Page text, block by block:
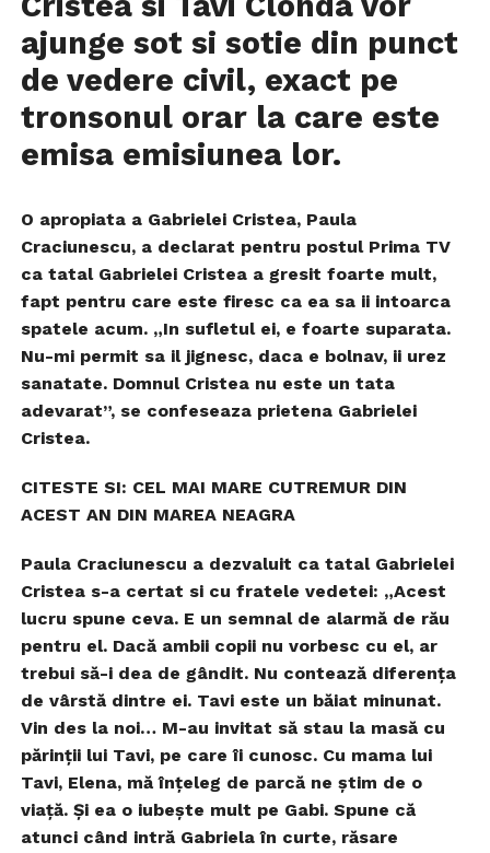
ajunge sot si sotie din punct
de vedere civil, exact pe
tronsonul orar la care este
emisa emisiunea lor.
O apropiata a Gabrielei Cristea, Paula
Craciunescu, a declarat pentru postul Prima TV
ca tatal Gabrielei Cristea a gresit foarte mult,
fapt pentru care este firesc ca ea sa ii intoarca
spatele acum. „In sufletul ei, e foarte suparata.
Nu-mi permit sa il jignesc, daca e bolnav, ii urez
sanatate. Domnul Cristea nu este un tata
adevarat”, se confeseaza prietena Gabrielei
Cristea.
CITESTE SI: CEL MAI MARE CUTREMUR DIN
ACEST AN DIN MAREA NEAGRA
Paula Craciunescu a dezvaluit ca tatal Gabrielei
Cristea s-a certat si cu fratele vedetei: „Acest
lucru spune ceva. E un semnal de alarmă de rău
pentru el. Dacă ambii copii nu vorbesc cu el, ar
trebui să-i dea de gândit. Nu contează diferenţa
de vârstă dintre ei. Tavi este un băiat minunat.
Vin des la noi… M-au invitat să stau la masă cu
părinţii lui Tavi, pe care îi cunosc. Cu mama lui
Tavi, Elena, mă înţeleg de parcă ne ştim de o
viaţă. Şi ea o iubeşte mult pe Gabi. Spune că
atunci când intră Gabriela în curte, răsare